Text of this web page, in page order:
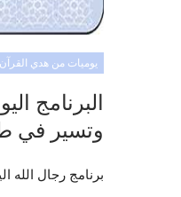
يوميات من هدي القرآن
البرنامج
وتسير في
برنامج رجال الله